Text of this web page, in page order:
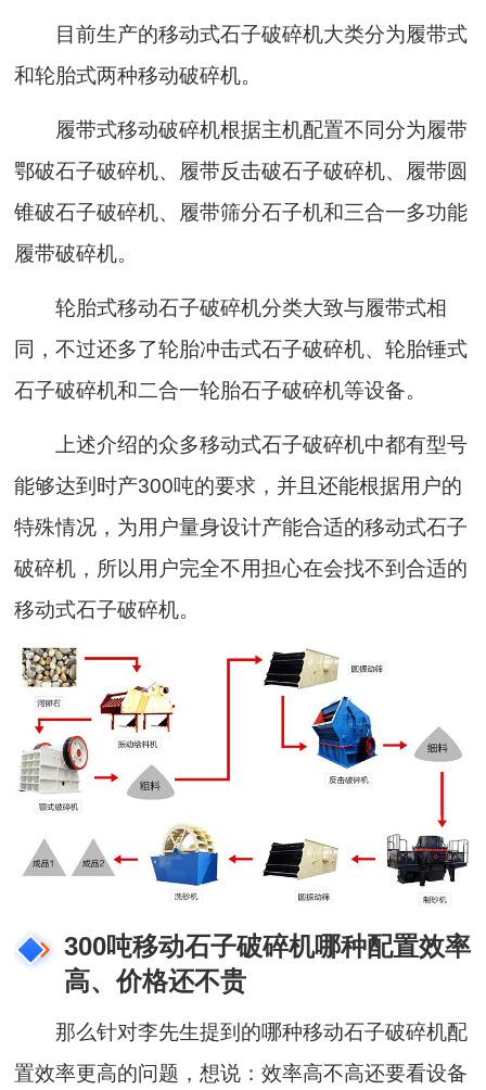
目前生产的移动式石子破碎机大类分为履带式
和轮胎式两种移动破碎机。
履带式移动破碎机根据主机配置不同分为履带
鄂破石子破碎机、履带反击破石子破碎机、履带圆
锥破石子破碎机、履带筛分石子机和三合一多功能
履带破碎机。
轮胎式移动石子破碎机分类大致与履带式相
同，不过还多了轮胎冲击式石子破碎机、轮胎锤式
石子破碎机和二合一轮胎石子破碎机等设备。
上述介绍的众多移动式石子破碎机中都有型号
能够达到时产300吨的要求，并且还能根据用户的
特殊情况，为用户量身设计产能合适的移动式石子
破碎机，所以用户完全不用担心在会找不到合适的
移动式石子破碎机。
300吨移动石子破碎机哪种配置效率
高、价格还不贵
那么针对李先生提到的哪种移动石子破碎机配
置效率更高的问题，想说：效率高不高还要看设备